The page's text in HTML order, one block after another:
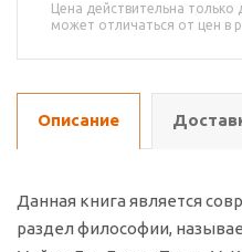
Цена действительна
может отличаться от цен в
Описание
Данная книга является
раздел философии,